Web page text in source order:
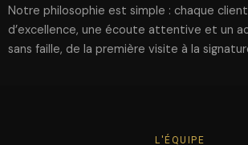
Notre philosophie est simple : chaque
d’excellence, une écoute attentive et un
sans faille, de la première visite à la
L'ÉQUIPE